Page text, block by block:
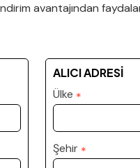
avantajından
ALICI ADRESİ
Ülke *
Şehir *